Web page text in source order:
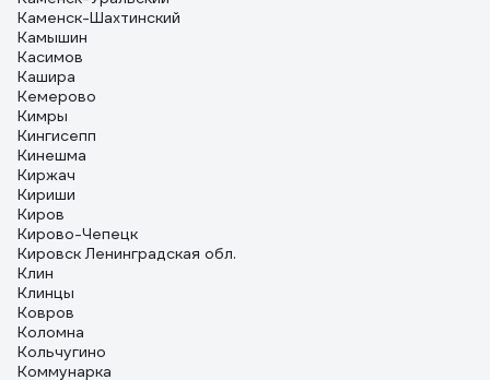
Каменск-Шахтинский
Камышин
Касимов
Кашира
Кемерово
Кимры
Кингисепп
Кинешма
Киржач
Кириши
Киров
Кирово-Чепецк
Кировск Ленинградская обл.
Клин
Клинцы
Ковров
Коломна
Кольчугино
Коммунарка